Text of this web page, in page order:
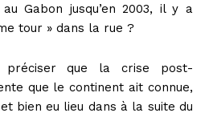
Gabon jusqu’en 2003, il y a
tour » dans la rue ?
préciser que la crise post-
que le continent ait connue,
bien eu lieu dans à la suite du